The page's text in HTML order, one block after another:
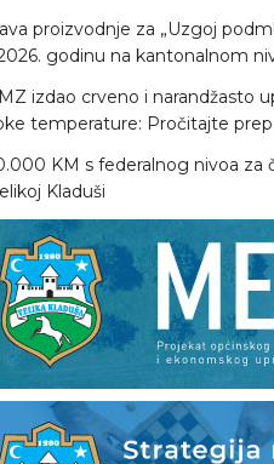
proizvodnje za „Uzgoj
godinu na kantonalnom
izdao crveno i narandžasto
temperature: Pročitajte
KM s federalnog nivoa za
Kladuši